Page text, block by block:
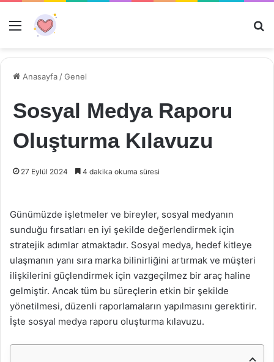
Menü
Anasayfa /Genel
Sosyal Medya Raporu
Oluşturma Kılavuzu
27 Eylül 2024 4 dakika okuma süresi
Günümüzde işletmeler ve bireyler, sosyal medyanın
sunduğu fırsatları en iyi şekilde değerlendirmek için
stratejik adımlar atmaktadır. Sosyal medya, hedef kitleye
ulaşmanın yanı sıra marka bilinirliğini artırmak ve müşteri
ilişkilerini güçlendirmek için vazgeçilmez bir araç haline
gelmiştir. Ancak tüm bu süreçlerin etkin bir şekilde
yönetilmesi, düzenli raporlamaların yapılmasını gerektirir.
İşte sosyal medya raporu oluşturma kılavuzu.